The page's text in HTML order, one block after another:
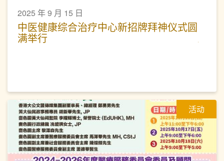
2025 年 9 月 15 日
中医健康综合治疗中心新招牌拜神仪式圆
满举行
活动